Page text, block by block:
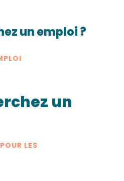
un emploi ?
un
LES